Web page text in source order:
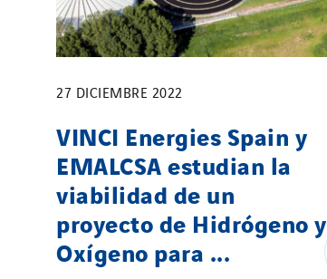
27 DICIEMBRE 2022
VINCI Energies Spain y
EMALCSA estudian la
viabilidad de un
proyecto de Hidrógeno y
Oxígeno para ...